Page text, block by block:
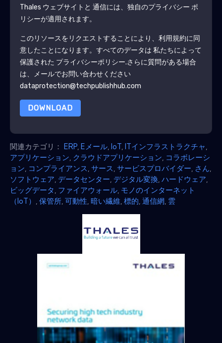
Thales ウェブサイトと 通信には、独自のプライバシー ポ
リシーが適用されます。
このリソースをリクエストすることにより、利用規約に同
意したことになります。すべてのデータは 私たちによって
保護された プライバシーポリシー.さらに質問がある場合
は、メールでお問い合わせください
dataprotection@techpublishhub.com
DOWNLOAD
関連カテゴリ： ERP Eメール IoT ITインフラストラクチャ
アプリケーション クラウドアプリケーション コラボレーシ
ョン コンプライアンス サース サービスプロバイダー さん
ソフトウェア データセンター デジタル変換 ハードウェア
ビッグデータ ファイアウォール モノのインターネット
（IoT）
保管所 可動性 暗い繊維 標的 通信網 雲